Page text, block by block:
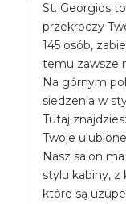
St. Georgios
przekroczy
145 osób,
temu zawsze
Na górnym
siedzenia w
Tutaj
Twoje
Nasz salon
stylu kabiny,
które są